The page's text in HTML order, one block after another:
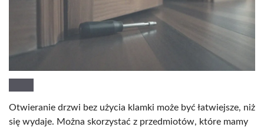
Otwieranie drzwi bez użycia klamki może być łatwiejsze, niż
się wydaje. Można skorzystać z przedmiotów, które mamy